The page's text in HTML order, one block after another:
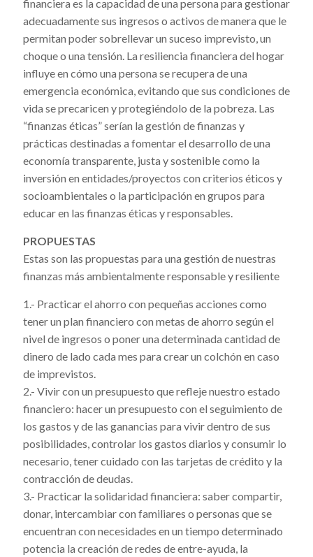
financiera es la capacidad de una persona para gestionar
adecuadamente sus ingresos o activos de manera que le
permitan poder sobrellevar un suceso imprevisto, un
choque o una tensión. La resiliencia financiera del hogar
influye en cómo una persona se recupera de una
emergencia económica, evitando que sus condiciones de
vida se precaricen y protegiéndolo de la pobreza. Las
“finanzas éticas” serían la gestión de finanzas y
prácticas destinadas a fomentar el desarrollo de una
economía transparente, justa y sostenible como la
inversión en entidades/proyectos con criterios éticos y
socioambientales o la participación en grupos para
educar en las finanzas éticas y responsables.
PROPUESTAS
Estas son las propuestas para una gestión de nuestras
finanzas más ambientalmente responsable y resiliente
1.- Practicar el ahorro con pequeñas acciones como
tener un plan financiero con metas de ahorro según el
nivel de ingresos o poner una determinada cantidad de
dinero de lado cada mes para crear un colchón en caso
de imprevistos.
2.- Vivir con un presupuesto que refleje nuestro estado
financiero: hacer un presupuesto con el seguimiento de
los gastos y de las ganancias para vivir dentro de sus
posibilidades, controlar los gastos diarios y consumir lo
necesario, tener cuidado con las tarjetas de crédito y la
contracción de deudas.
3.- Practicar la solidaridad financiera: saber compartir,
donar, intercambiar con familiares o personas que se
encuentran con necesidades en un tiempo determinado
potencia la creación de redes de entre-ayuda, la